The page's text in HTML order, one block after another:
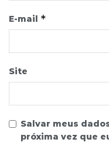
E-mail *
Site
Salvar meus
próxima vez que